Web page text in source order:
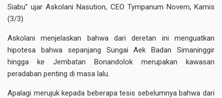
Siabu” ujar Askolani Nasution, CEO Tympanum Novem, Kamis
(3/3).
Askolani menjelaskan bahwa dari deretan ini menguatkan
hipotesa bahwa sepanjang Sungai Aek Badan Simaninggir
hingga ke Jembatan Bonandolok merupakan kawasan
peradaban penting di masa lalu.
Apalagi merujuk kepada beberapa tesis sebelumnya bahwa dari